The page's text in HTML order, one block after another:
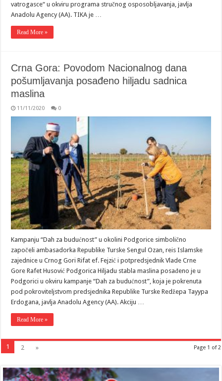
vatrogasce“ u okviru programa stručnog osposobljavanja, javlja
Anadolu Agency (AA). TIKA je …
Read More »
Crna Gora: Povodom Nacionalnog dana
pošumljavanja posađeno hiljadu sadnica
maslina
11/11/2020 0
Kampanju “Dah za budućnost” u okolini Podgorice simbolično
započeli ambasadorka Republike Turske Sengul Ozan, reis Islamske
zajednice u Crnog Gori Rifat ef. Fejzić i potpredsjednik Vlade Crne
Gore Rafet Husović Podgorica Hiljadu stabla maslina posađeno je u
Podgorici u okviru kampanje “Dah za budućnost”, koja je pokrenuta
pod pokroviteljstvom predsjednika Republike Turske Redžepa Tayypa
Erdogana, javlja Anadolu Agency (AA). Akciju …
Read More »
Page 1 of 2
1 2 »